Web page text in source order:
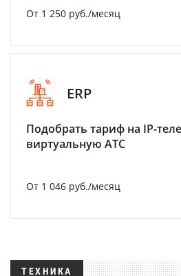
От 1 250 руб./месяц
ERP
Подобрать тариф на IP-
виртуальную АТС
От 1 046 руб./месяц
ТЕХНИКА